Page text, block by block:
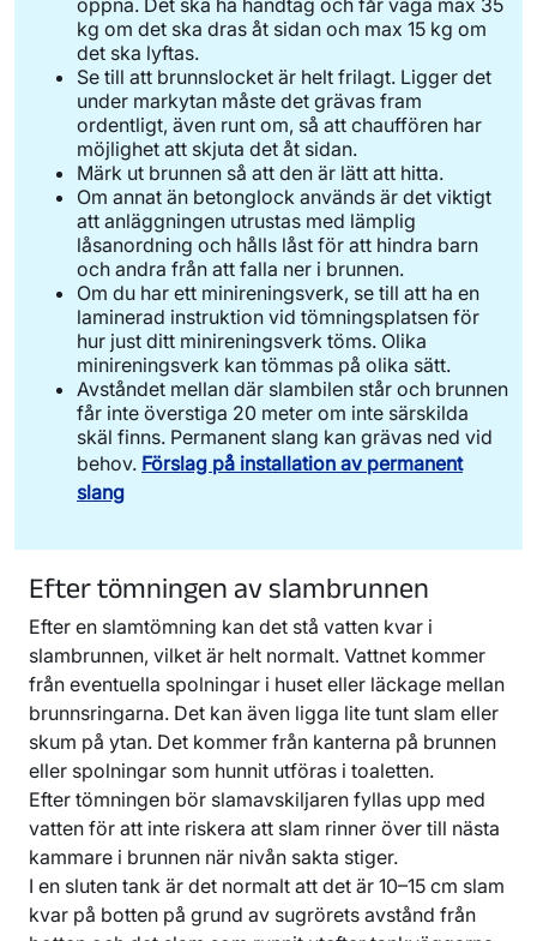
kg om det ska dras åt sidan och max 15 kg om
det ska lyftas.
Se till att brunnslocket är helt frilagt. Ligger det
under markytan måste det grävas fram
ordentligt, även runt om, så att chauffören har
möjlighet att skjuta det åt sidan.
Märk ut brunnen så att den är lätt att hitta.
Om annat än betonglock används är det viktigt
att anläggningen utrustas med lämplig
låsanordning och hålls låst för att hindra barn
och andra från att falla ner i brunnen.
Om du har ett minireningsverk, se till att ha en
laminerad instruktion vid tömningsplatsen för
hur just ditt minireningsverk töms. Olika
minireningsverk kan tömmas på olika sätt.
Avståndet mellan där slambilen står och brunnen
får inte överstiga 20 meter om inte särskilda
skäl finns. Permanent slang kan grävas ned vid
behov. Förslag på installation av permanent
slang
Efter tömningen av slambrunnen
Efter en slamtömning kan det stå vatten kvar i
slambrunnen, vilket är helt normalt. Vattnet kommer
från eventuella spolningar i huset eller läckage mellan
brunnsringarna. Det kan även ligga lite tunt slam eller
skum på ytan. Det kommer från kanterna på brunnen
eller spolningar som hunnit utföras i toaletten.
Efter tömningen bör slamavskiljaren fyllas upp med
vatten för att inte riskera att slam rinner över till nästa
kammare i brunnen när nivån sakta stiger.
I en sluten tank är det normalt att det är 10–15 cm slam
kvar på botten på grund av sugrörets avstånd från